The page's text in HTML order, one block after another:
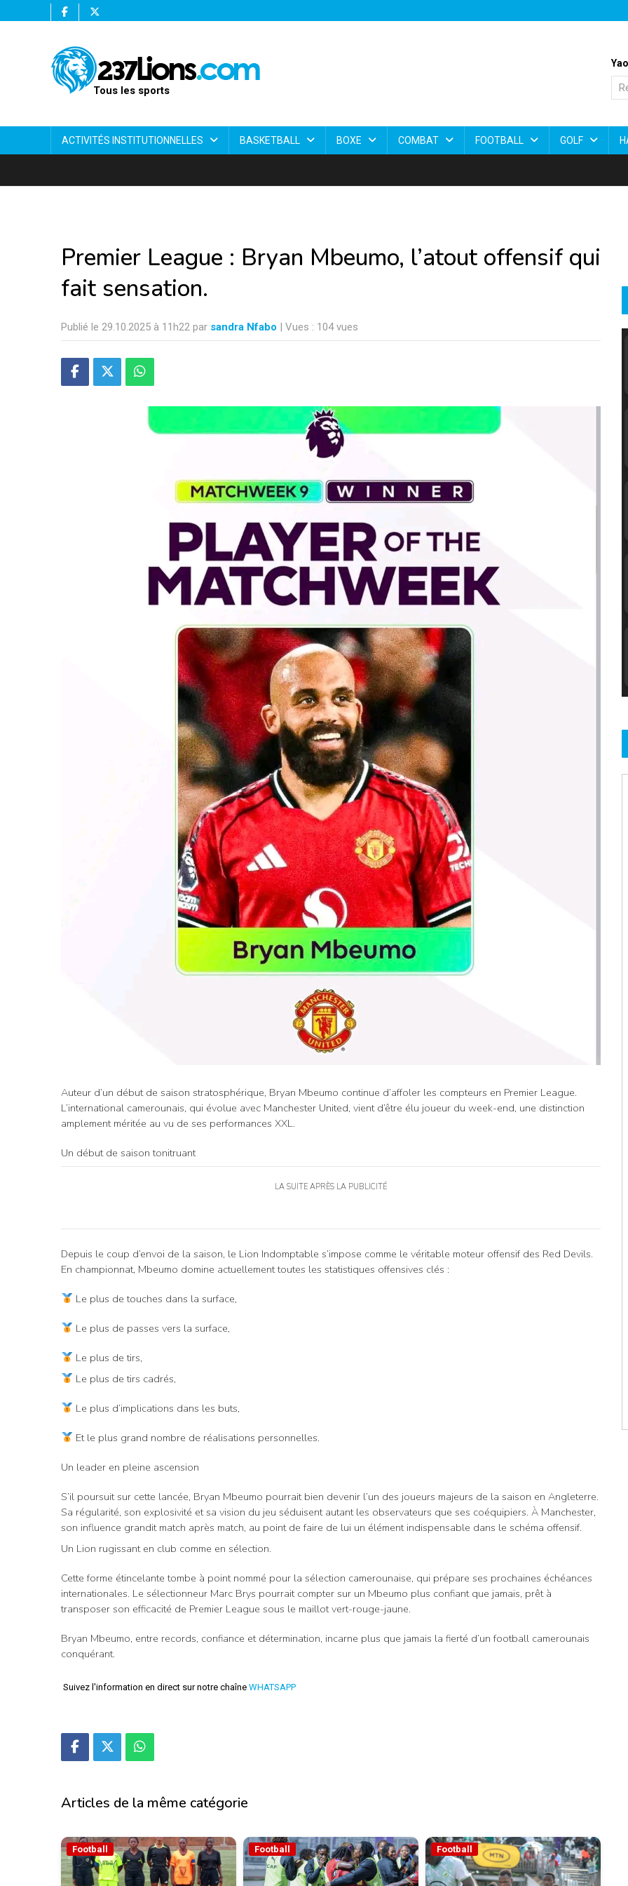
Tous les sports
ACTIVITÉS INSTITUTIONNELLES BASKETBALL BOXE COMBAT FOOTBALL GOLF
Premier League : Bryan Mbeumo, l’atout offensif qui
fait sensation.
Publié le 29.10.2025 à 11h22 par sandra Nfabo | Vues : 104 vues
Auteur d’un début de saison stratosphérique, Bryan Mbeumo continue d’affoler les compteurs en Premier League.
L’international camerounais, qui évolue avec Manchester United, vient d’être élu joueur du week-end, une distinction
amplement méritée au vu de ses performances XXL.
Un début de saison tonitruant
LA SUITE APRÈS LA PUBLICITÉ
Depuis le coup d’envoi de la saison, le Lion Indomptable s’impose comme le véritable moteur offensif des Red Devils.
En championnat, Mbeumo domine actuellement toutes les statistiques offensives clés :
Le plus de touches dans la surface,
Le plus de passes vers la surface,
Le plus de tirs,
Le plus de tirs cadrés,
Le plus d’implications dans les buts,
Et le plus grand nombre de réalisations personnelles.
Un leader en pleine ascension
S’il poursuit sur cette lancée, Bryan Mbeumo pourrait bien devenir l’un des joueurs majeurs de la saison en Angleterre.
Sa régularité, son explosivité et sa vision du jeu séduisent autant les observateurs que ses coéquipiers. À Manchester,
son influence grandit match après match, au point de faire de lui un élément indispensable dans le schéma offensif.
Un Lion rugissant en club comme en sélection.
Cette forme étincelante tombe à point nommé pour la sélection camerounaise, qui prépare ses prochaines échéances
internationales. Le sélectionneur Marc Brys pourrait compter sur un Mbeumo plus confiant que jamais, prêt à
transposer son efficacité de Premier League sous le maillot vert-rouge-jaune.
Bryan Mbeumo, entre records, confiance et détermination, incarne plus que jamais la fierté d’un football camerounais
conquérant.
Suivez l'information en direct sur notre chaîne WHATSAPP
Articles de la même catégorie
Football Football Football